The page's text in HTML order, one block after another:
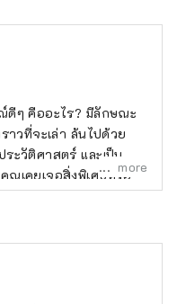
ดีๆ คืออะไร? มีลักษณะ
าวที่จะเล่า ล้นไปด้วย
ะวัติศาสตร์ และเป็น
ณเคยเจอสิ่งพิเศษหรือ
อยากบอกใครสักคน
more